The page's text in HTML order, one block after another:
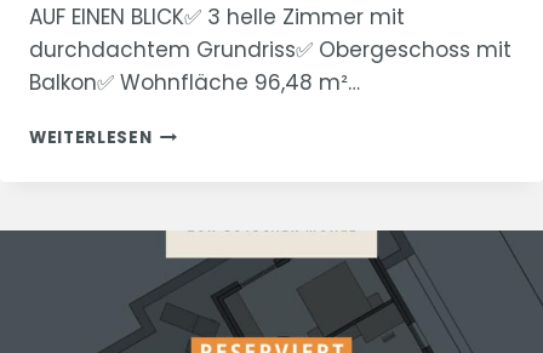
AUF EINEN BLICK✅ 3 helle Zimmer mit
durchdachtem Grundriss✅ Obergeschoss mit
Balkon✅ Wohnfläche 96,48 m²…
WEITERLESEN“ZUR
RESERVIERT